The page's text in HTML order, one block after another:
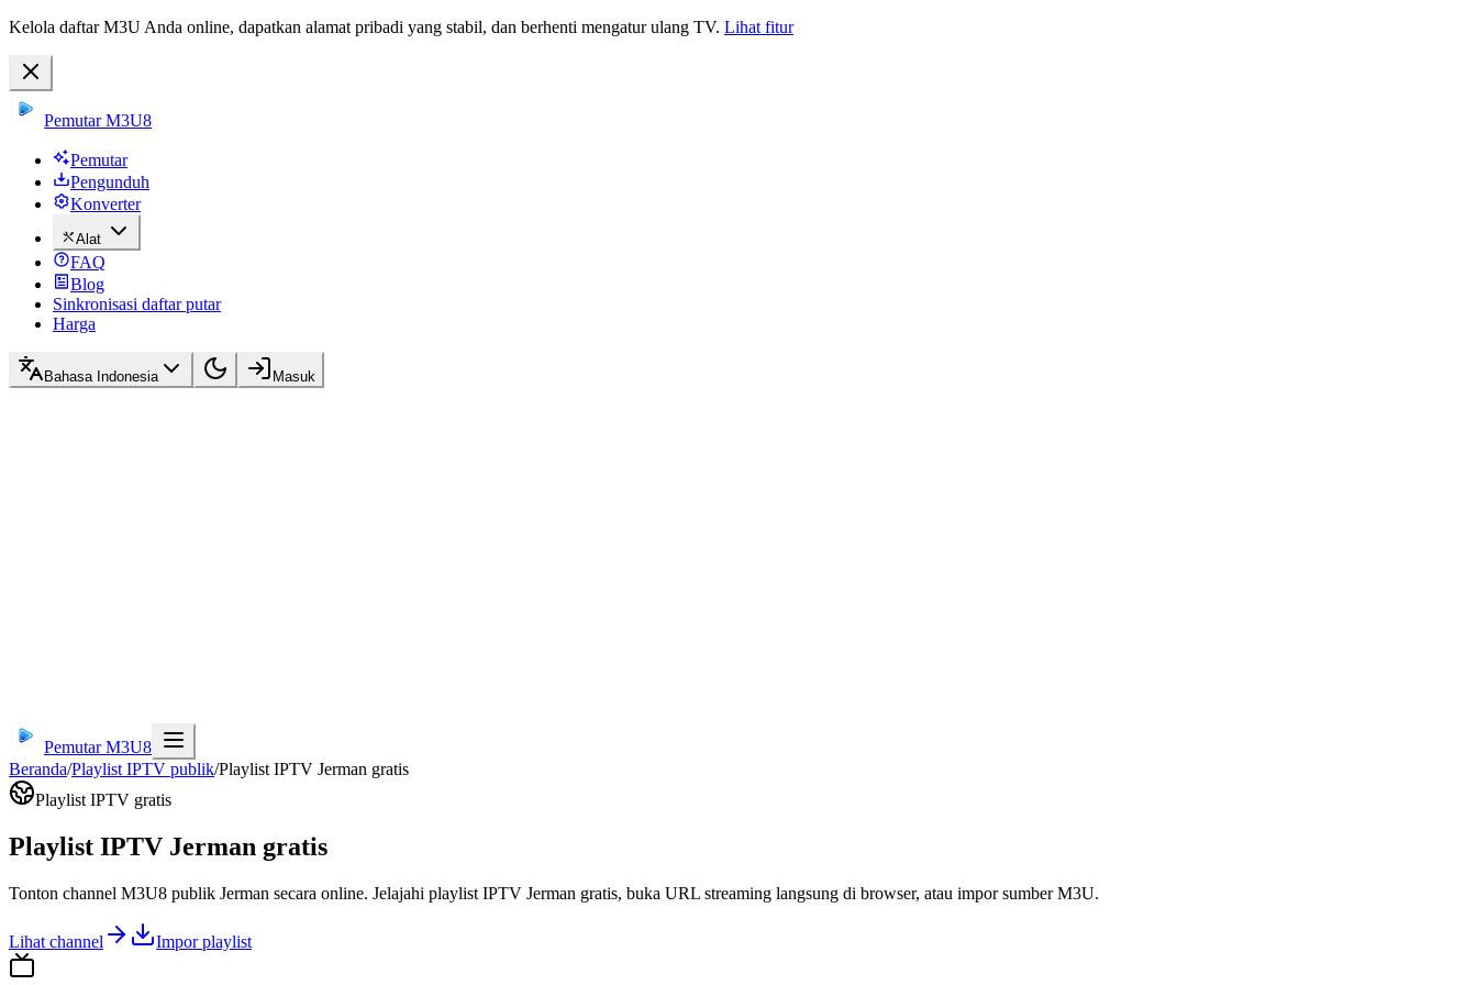
Kelola daftar M3U Anda online, dapatkan alamat pribadi yang stabil, dan berhenti mengatur ulang TV. Lihat fitur
Pemutar M3U8
Pemutar
Pengunduh
Konverter
Alat
FAQ
Blog
Sinkronisasi daftar putar
Harga
Bahasa Indonesia Masuk
Pemutar M3U8
Beranda/Playlist IPTV publik/Playlist IPTV Jerman gratis
Playlist IPTV gratis
Playlist IPTV Jerman gratis
Tonton channel M3U8 publik Jerman secara online. Jelajahi playlist IPTV Jerman gratis, buka URL streaming langsung di browser, atau impor sumber M3U.
Lihat channel Impor playlist